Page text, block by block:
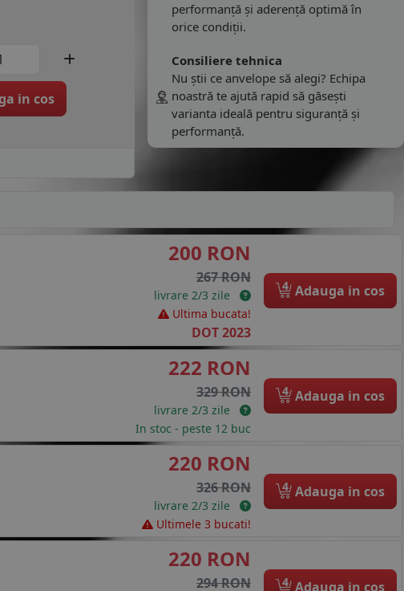
in cos
performanță și aderență optimă în
orice condiții.
Consiliere tehnica
Nu știi ce anvelope să alegi? Echipa
noastră te ajută rapid să găsești
varianta ideală pentru siguranță și
performanță.
200 RON
267 RON
livrare 2/3 zile
Ultima bucata!
DOT 2023
4 Adauga in cos
222 RON
329 RON
livrare 2/3 zile
In stoc - peste 12 buc
4 Adauga in cos
220 RON
326 RON
livrare 2/3 zile
Ultimele 3 bucati!
4 Adauga in cos
220 RON
294 RON 4 Adauga in cos